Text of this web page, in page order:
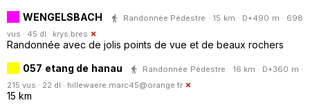
WENGELSBACH
Randonnée Pédestre · 15 km · D+490 m · 698
vus · 45 dl · krys.bres
Randonnée avec de jolis points de vue et de beaux rochers
057 etang de hanau
Randonnée Pédestre · 16 km · D+360 m ·
215 vus · 22 dl · hillewaere.marc45@orange.fr
15 km